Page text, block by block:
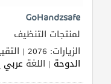
أضف
اعلانك
مطلوب
GoHandzsafe
لمنتجات التنظيف
الزيارات: 2076 | التقييم: 0 | المقيّمين: 0 | المدينة
الدوحة | اللغة عربي _ AR